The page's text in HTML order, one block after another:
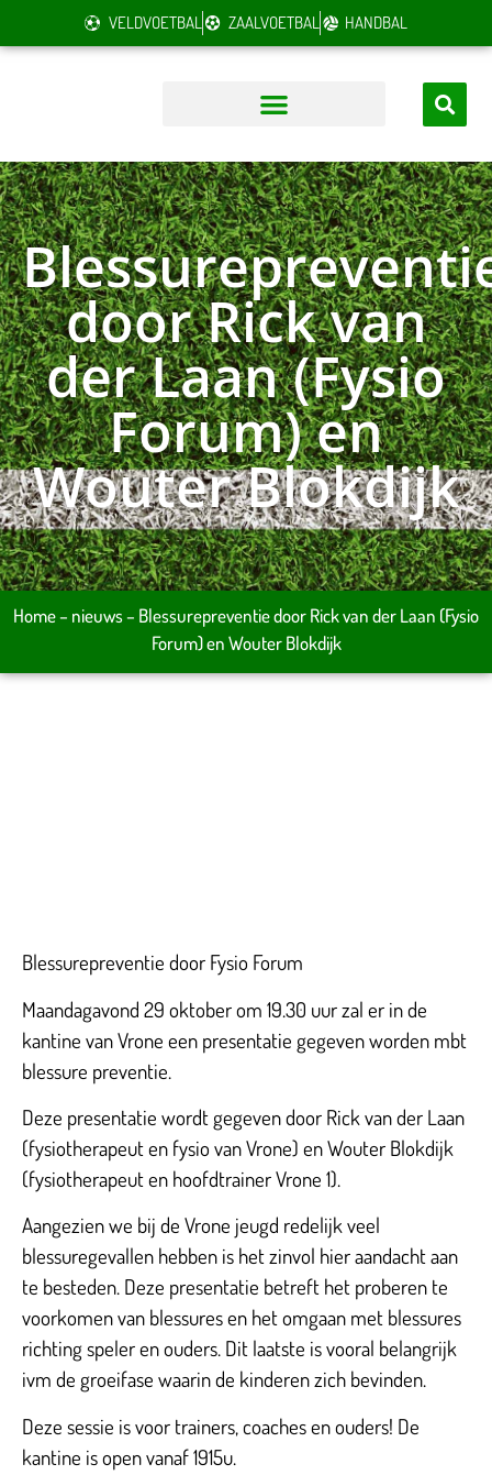
VELDVOETBAL ZAALVOETBAL HANDBAL
door Rick van
der Laan (Fysio
Forum) en
Wouter Blokdijk
Home– nieuws– Blessurepreventie door Rick van der Laan (Fysio
Forum) en Wouter Blokdijk
Blessurepreventie door Fysio Forum
Maandagavond 29 oktober om 19.30 uur zal er in de
kantine van Vrone een presentatie gegeven worden mbt
blessure preventie.
Deze presentatie wordt gegeven door Rick van der Laan
(fysiotherapeut en fysio van Vrone) en Wouter Blokdijk
(fysiotherapeut en hoofdtrainer Vrone 1).
Aangezien we bij de Vrone jeugd redelijk veel
blessuregevallen hebben is het zinvol hier aandacht aan
te besteden. Deze presentatie betreft het proberen te
voorkomen van blessures en het omgaan met blessures
richting speler en ouders. Dit laatste is vooral belangrijk
ivm de groeifase waarin de kinderen zich bevinden.
Deze sessie is voor trainers, coaches en ouders! De
kantine is open vanaf 1915u.